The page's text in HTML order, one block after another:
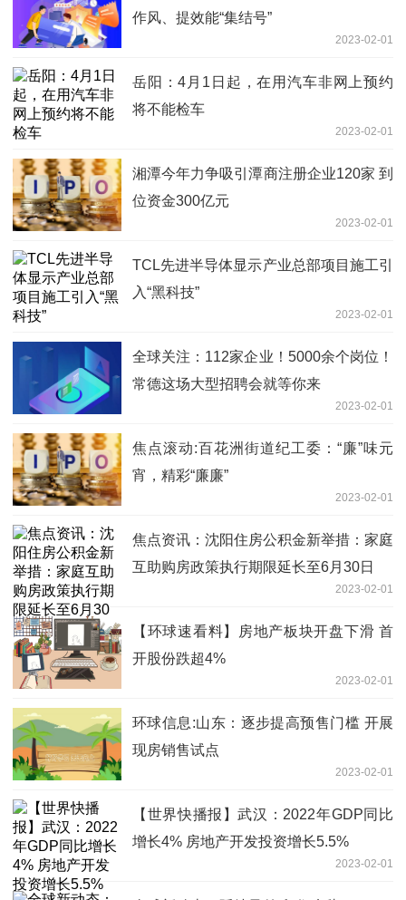
作风、提效能“集结号”
2023-02-01
岳阳：4月1日起，在用汽车非网上预约
将不能检车
2023-02-01
湘潭今年力争吸引潭商注册企业120家 到
位资金300亿元
2023-02-01
TCL先进半导体显示产业总部项目施工引
入“黑科技”
2023-02-01
全球关注：112家企业！5000余个岗位！
常德这场大型招聘会就等你来
2023-02-01
焦点滚动:百花洲街道纪工委：“廉”味元
宵，精彩“廉廉”
2023-02-01
焦点资讯：沈阳住房公积金新举措：家庭
互助购房政策执行期限延长至6月30日
2023-02-01
【环球速看料】房地产板块开盘下滑 首
开股份跌超4%
2023-02-01
环球信息:山东：逐步提高预售门槛 开展
现房销售试点
2023-02-01
【世界快播报】武汉：2022年GDP同比
增长4% 房地产开发投资增长5.5%
2023-02-01